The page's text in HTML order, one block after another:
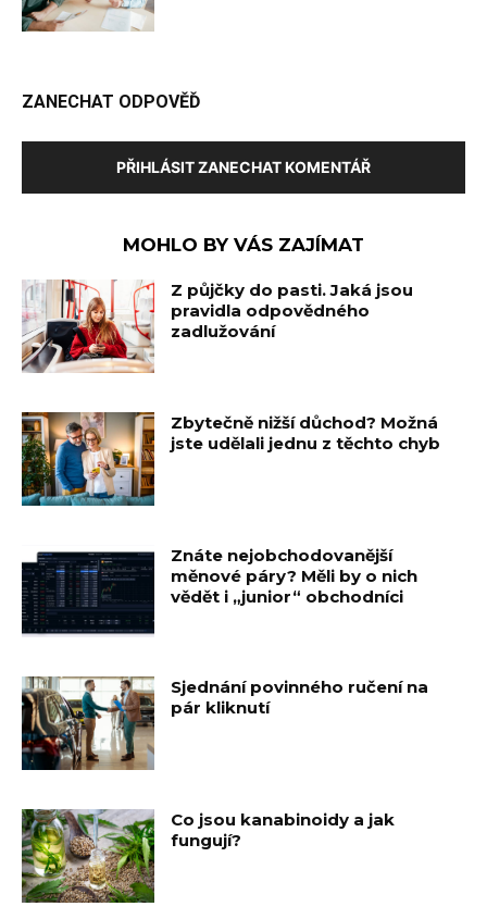
ZANECHAT ODPOVĚĎ
PŘIHLÁSIT ZANECHAT KOMENTÁŘ
MOHLO BY VÁS ZAJÍMAT
Z půjčky do pasti. Jaká jsou
pravidla odpovědného
zadlužování
Zbytečně nižší důchod? Možná
jste udělali jednu z těchto chyb
Znáte nejobchodovanější
měnové páry? Měli by o nich
vědět i „junior“ obchodníci
Sjednání povinného ručení na
pár kliknutí
Co jsou kanabinoidy a jak
fungují?